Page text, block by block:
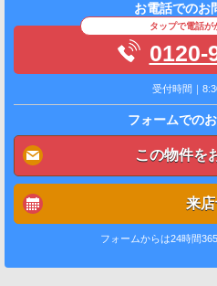
お電話でのお
タップで電話が
0120-
受付時間｜
フォームでの
この物件を
来
フォームからは24時間